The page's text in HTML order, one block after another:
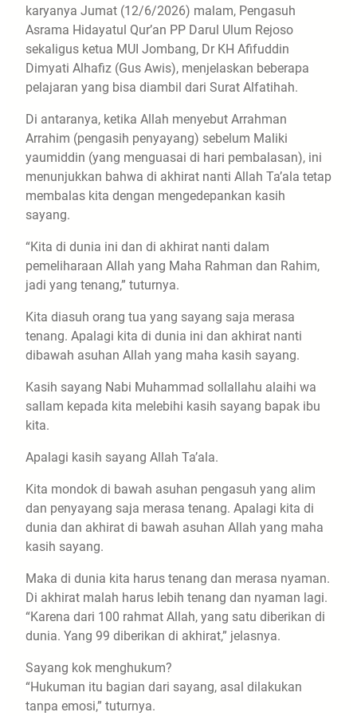
karyanya Jumat (12/6/2026) malam, Pengasuh
Asrama Hidayatul Qur’an PP Darul Ulum Rejoso
sekaligus ketua MUI Jombang, Dr KH Afifuddin
Dimyati Alhafiz (Gus Awis), menjelaskan beberapa
pelajaran yang bisa diambil dari Surat Alfatihah.
Di antaranya, ketika Allah menyebut Arrahman
Arrahim (pengasih penyayang) sebelum Maliki
yaumiddin (yang menguasai di hari pembalasan), ini
menunjukkan bahwa di akhirat nanti Allah Ta’ala tetap
membalas kita dengan mengedepankan kasih
sayang.
“Kita di dunia ini dan di akhirat nanti dalam
pemeliharaan Allah yang Maha Rahman dan Rahim,
jadi yang tenang,” tuturnya.
Kita diasuh orang tua yang sayang saja merasa
tenang. Apalagi kita di dunia ini dan akhirat nanti
dibawah asuhan Allah yang maha kasih sayang.
Kasih sayang Nabi Muhammad sollallahu alaihi wa
sallam kepada kita melebihi kasih sayang bapak ibu
kita.
Apalagi kasih sayang Allah Ta’ala.
Kita mondok di bawah asuhan pengasuh yang alim
dan penyayang saja merasa tenang. Apalagi kita di
dunia dan akhirat di bawah asuhan Allah yang maha
kasih sayang.
Maka di dunia kita harus tenang dan merasa nyaman.
Di akhirat malah harus lebih tenang dan nyaman lagi.
“Karena dari 100 rahmat Allah, yang satu diberikan di
dunia. Yang 99 diberikan di akhirat,” jelasnya.
Sayang kok menghukum?
“Hukuman itu bagian dari sayang, asal dilakukan
tanpa emosi,” tuturnya.